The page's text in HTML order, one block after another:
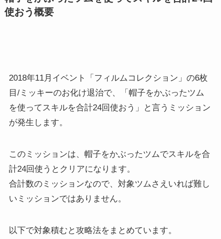
使おう概要
2018年11月イベント「フィルムコレクション」の6枚
目/ミッキーのお化け退治で、「帽子をかぶったツム
を使ってスキルを合計24回使おう」と言うミッション
が発生します。
このミッションは、帽子をかぶったツムでスキルを合
計24回使うとクリアになります。
合計数のミッションなので、対象ツムさえいれば難し
いミッションではありません。
以下で対象積むと攻略法をまとめています。